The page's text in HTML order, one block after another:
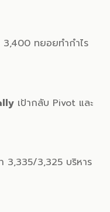
ทยอยทำกำไร
เป้ากลับ Pivot และ
3,335/3,325 บริหาร